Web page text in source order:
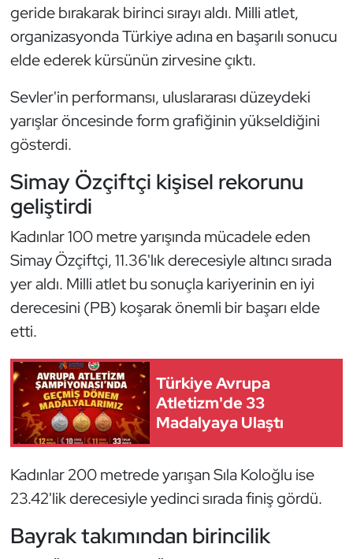
geride bırakarak birinci sırayı aldı. Milli atlet,
organizasyonda Türkiye adına en başarılı sonucu
elde ederek kürsünün zirvesine çıktı.
Sevler'in performansı, uluslararası düzeydeki
yarışlar öncesinde form grafiğinin yükseldiğini
gösterdi.
Simay Özçiftçi kişisel rekorunu
geliştirdi
Kadınlar 100 metre yarışında mücadele eden
Simay Özçiftçi, 11.36'lık derecesiyle altıncı sırada
yer aldı. Milli atlet bu sonuçla kariyerinin en iyi
derecesini (PB) koşarak önemli bir başarı elde
etti.
Türkiye Avrupa
Atletizm'de 33
Madalyaya Ulaştı
Kadınlar 200 metrede yarışan Sıla Koloğlu ise
23.42'lik derecesiyle yedinci sırada finiş gördü.
Bayrak takımından birincilik
Halter
Hava Sporları
Hentbol
İşitme Engelli Sporcular
Judo ve Kuraş
Kano ve Rafting
Karate
Kayak
Kick Boks
Kürek
Masa Tenisi
Modern Pentatlon
Motor Sporları